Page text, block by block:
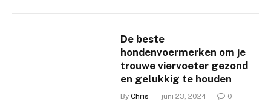
De beste
hondenvoermerken om je
trouwe viervoeter gezond
en gelukkig te houden
By Chris juni 23, 2024 0